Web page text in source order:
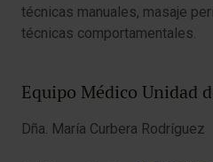
técnicas manuales, masaje
técnicas comportamentales.
Equipo Médico Unidad
Dña. María Curbera Rodríguez